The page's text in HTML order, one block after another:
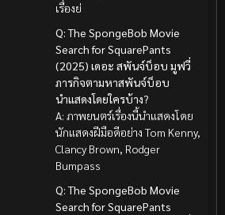
เรื่องย่
Q: The SpongeBob Movie
Search for SquarePants
(2025) เดอะ สพันจ์บ็อบ มูฟวี่
ภารกิจตามหาสพันจ์บ็อบ
นำแสดงโดยใครบ้าง?
A: ภาพยนตร์เรื่องนี้นำแสดงโดย
นักแสดงฝีมือดีอย่าง Tom Kenny,
Clancy Brown, Rodger
Bumpass
Q: The SpongeBob Movie
Search for SquarePants